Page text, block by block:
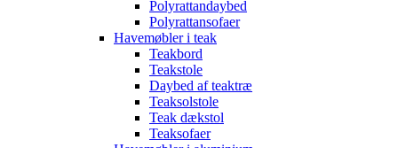
Polyrattandaybed
Polyrattansofaer
Havemøbler i teak
Teakbord
Teakstole
Daybed af teaktræ
Teaksolstole
Teak dækstol
Teaksofaer